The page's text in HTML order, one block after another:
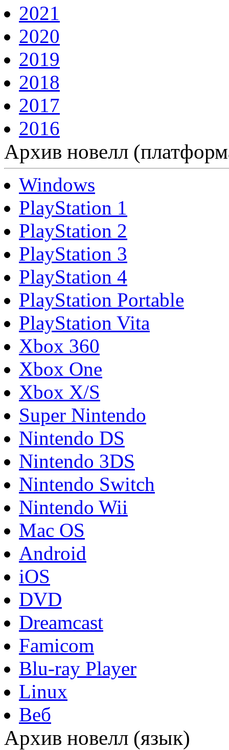
2021
2020
2019
2018
2017
2016
Архив новелл
Windows
PlayStation 1
PlayStation 2
PlayStation 3
PlayStation 4
PlayStation Portable
PlayStation Vita
Xbox 360
Xbox One
Xbox X/S
Super Nintendo
Nintendo DS
Nintendo 3DS
Nintendo Switch
Nintendo Wii
Mac OS
Android
iOS
DVD
Dreamcast
Famicom
Blu-ray Player
Linux
Веб
Архив новелл (язык)